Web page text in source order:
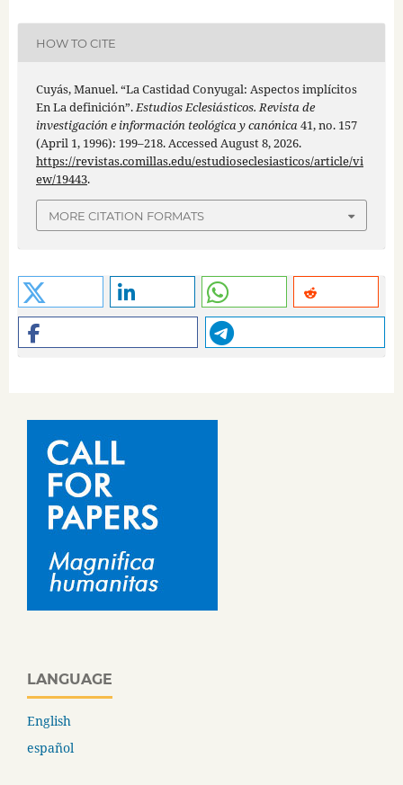
HOW TO CITE
Cuyás, Manuel. “La Castidad Conyugal: Aspectos implícitos
En La definición”.Estudios Eclesiásticos. Revista de
investigación e información teológica y canónica41, no. 157
(April 1, 1996): 199–218. Accessed August 8, 2026.
https://revistas.comillas.edu/estudioseclesiasticos/article/vi
ew/19443.
MORE CITATION FORMATS
LANGUAGE
English
español